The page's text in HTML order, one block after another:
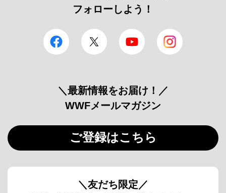
フォローしよう！
facebook Twitter YouTube
＼最新情報をお届け！／
WWFメールマガジン
ご登録はこちら
＼友だち限定／